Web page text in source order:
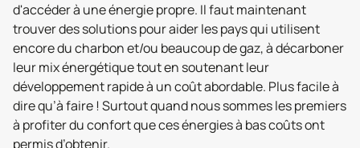
d'accéder à une énergie propre. Il faut maintenant
trouver des solutions pour aider les pays qui utilisent
encore du charbon et/ou beaucoup de gaz, à décarboner
leur mix énergétique tout en soutenant leur
développement rapide à un coût abordable. Plus facile à
dire qu’à faire ! Surtout quand nous sommes les premiers
à profiter du confort que ces énergies à bas coûts ont
permis d’obtenir.